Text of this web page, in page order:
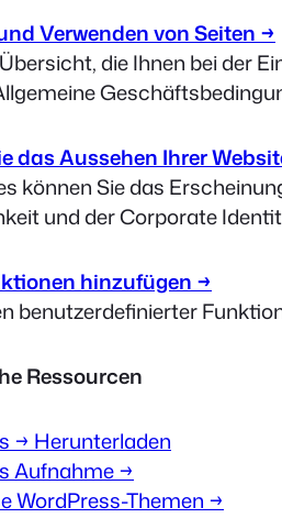
Verwenden von Seiten →
die Ihnen bei der
das Aussehen Ihrer
können Sie das
und der Corporate
hinzufügen →
benutzerdefinierter
Ressourcen
→ Herunterladen
Aufnahme →
WordPress-Themen →